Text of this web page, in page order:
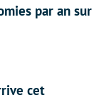
par an sur
cet